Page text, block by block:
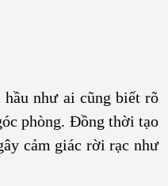
như ai cũng biết rõ
phòng. Đồng thời tạo
cảm giác rời rạc như